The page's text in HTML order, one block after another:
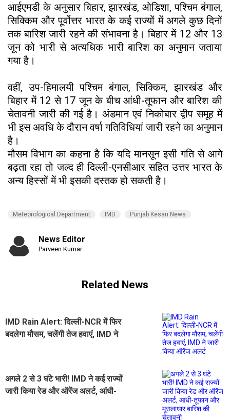
आईएमडी के अनुसार बिहार, झारखंड, ओडिशा, पश्चिम बंगाल,
सिक्किम और पूर्वोत्तर भारत के कई राज्यों में अगले कुछ दिनों
तक बारिश जारी रहने की संभावना है। बिहार में 12 और 13
जून को भारी से अत्यधिक भारी बारिश का अनुमान जताया
गया है।
वहीं, उप-हिमालयी पश्चिम बंगाल, सिक्किम, झारखंड और
बिहार में 12 से 17 जून के बीच आंधी-तूफान और बारिश की
चेतावनी जारी की गई है। अंडमान एवं निकोबार द्वीप समूह में
भी इस अवधि के दौरान वर्षा गतिविधियां जारी रहने का अनुमान
है।
मौसम विभाग का कहना है कि यदि मानसून इसी गति से आगे
बढ़ता रहा तो जल्द ही दिल्ली-एनसीआर सहित उत्तर भारत के
अन्य हिस्सों में भी इसकी दस्तक हो सकती है।
Meteorological Department IMD Punjab Kesari News
News Editor
Parveen Kumar
Related News
IMD Rain Alert: दिल्ली-NCR में फिर
बदलेगा मौसम, चलेंगी तेज हवाएं, IMD ने
अगले 2 से 3 घंटे भारी! IMD ने कई राज्यों
जारी किया रेड और ऑरेंज अलर्ट, आंधी-